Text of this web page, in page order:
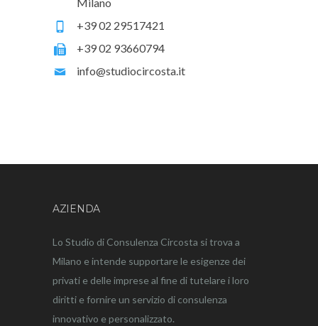
Milano
+39 02 29517421
+39 02 93660794
info@studiocircosta.it
AZIENDA
Lo Studio di Consulenza Circosta si trova a
Milano e intende supportare le esigenze dei
privati e delle imprese al fine di tutelare i loro
diritti e fornire un servizio di consulenza
innovativo e personalizzato.